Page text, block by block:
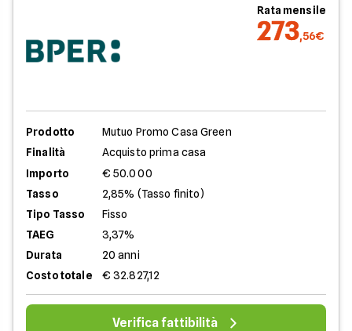
Rata mensile
273,56€
Prodotto
Mutuo Promo Casa Green
Finalità
Acquisto prima casa
Importo
€ 50.000
Tasso
2,85% (Tasso finito)
Tipo Tasso
Fisso
TAEG
3,37%
Durata
20 anni
Costo totale
€ 32.827,12
Verifica fattibilità